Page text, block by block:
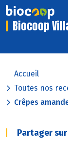
Biocoop
Accueil
Toutes nos
Crêpes
Partager sur